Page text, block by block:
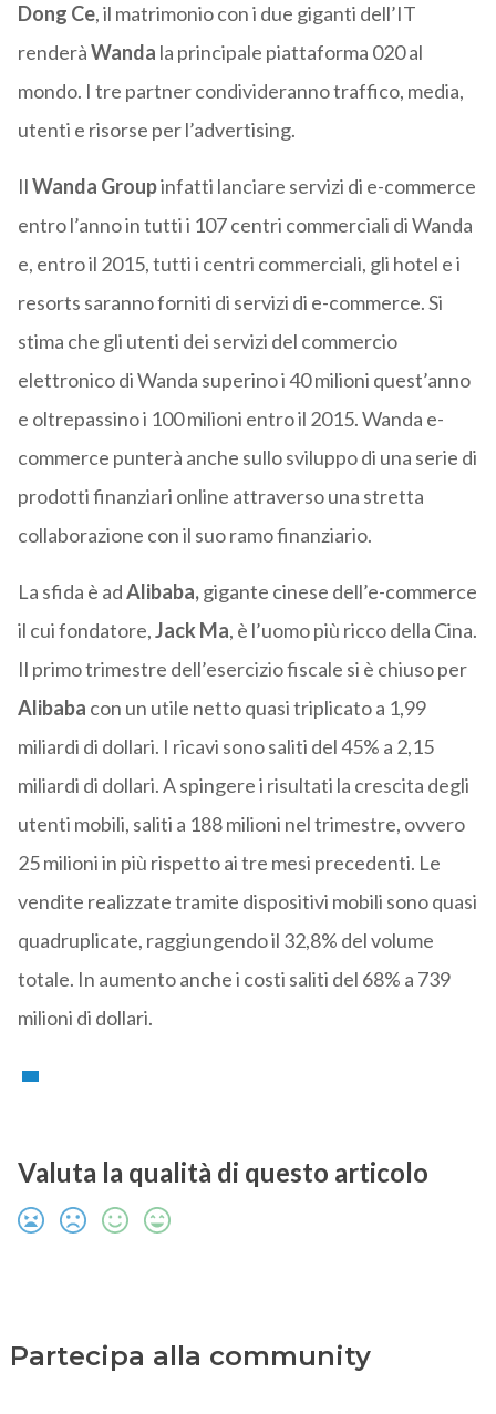
Dong Ce, il matrimonio con i due giganti dell’IT
renderàWanda la principale piattaforma 020 al
mondo. I tre partner condivideranno traffico, media,
utenti e risorse per l’advertising.
IlWanda Groupinfatti lanciare servizi di e-commerce
entro l’anno in tutti i 107 centri commerciali di Wanda
e, entro il 2015, tutti i centri commerciali, gli hotel e i
resorts saranno forniti di servizi di e-commerce. Si
stima che gli utenti dei servizi del commercio
elettronico di Wanda superino i 40 milioni quest’anno
e oltrepassino i 100 milioni entro il 2015. Wanda e-
commerce punterà anche sullo sviluppo di una serie di
prodotti finanziari online attraverso una stretta
collaborazione con il suo ramo finanziario.
La sfida è adAlibaba,gigante cinese dell’e-commerce
il cui fondatore,Jack Ma, è l’uomo più ricco della Cina.
Il primo trimestre dell’esercizio fiscale si è chiuso per
Alibaba con un utile netto quasi triplicato a 1,99
miliardi di dollari. I ricavi sono saliti del 45% a 2,15
miliardi di dollari. A spingere i risultati la crescita degli
utenti mobili, saliti a 188 milioni nel trimestre, ovvero
25 milioni in più rispetto ai tre mesi precedenti. Le
vendite realizzate tramite dispositivi mobili sono quasi
quadruplicate, raggiungendo il 32,8% del volume
totale. In aumento anche i costi saliti del 68% a 739
milioni di dollari.
Valuta la qualità di questo articolo
Partecipa alla community